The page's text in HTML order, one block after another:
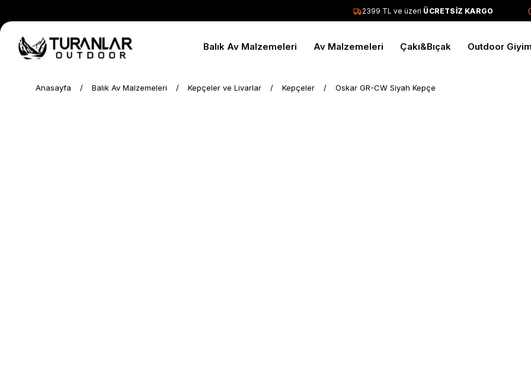
2399 TL ve üzeriÜCRETSİZ KARGO
Balık Av Malzemeleri Av Malzemeleri Çakı&Bıçak Outdoor
Anasayfa Balık Av Malzemeleri Kepçeler ve Livarlar Kepçeler Oskar GR-CW Siyah Kepçe